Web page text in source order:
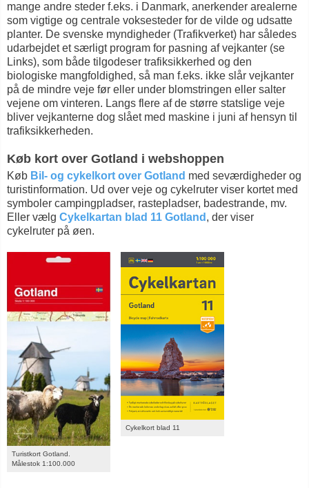
mange andre steder f.eks. i Danmark, anerkender arealerne
som vigtige og centrale voksesteder for de vilde og udsatte
planter. De svenske myndigheder (Trafikverket) har således
udarbejdet et særligt program for pasning af vejkanter (se
Links), som både tilgodeser trafiksikkerhed og den
biologiske mangfoldighed, så man f.eks. ikke slår vejkanter
på de mindre veje før eller under blomstringen eller salter
vejene om vinteren. Langs flere af de større statslige veje
bliver vejkanterne dog slået med maskine i juni af hensyn til
trafiksikkerheden.
Køb kort over Gotland i webshoppen
Køb Bil- og cykelkort over Gotland med seværdigheder og
turistinformation. Ud over veje og cykelruter viser kortet med
symboler campingpladser, rastepladser, badestrande, mv.
Eller vælg Cykelkartan blad 11 Gotland , der viser
cykelruter på øen.
Turistkort Gotland.
Målestok 1:100.000
Cykelkort blad 11